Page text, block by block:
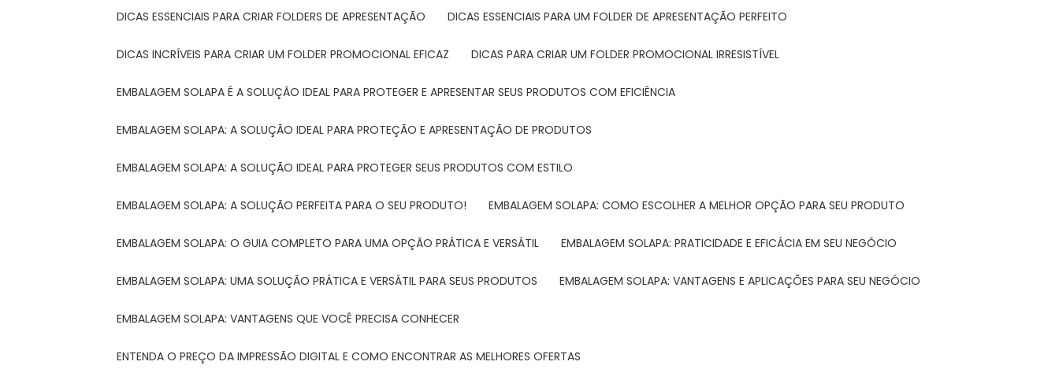
DICAS ESSENCIAIS PARA CRIAR FOLDERS DE APRESENTAÇÃO DICAS ESSENCIAIS PARA UM FOLDER DE APRESENTAÇÃO PERFEITO
DICAS INCRÍVEIS PARA CRIAR UM FOLDER PROMOCIONAL EFICAZ DICAS PARA CRIAR UM FOLDER PROMOCIONAL IRRESISTÍVEL
EMBALAGEM SOLAPA É A SOLUÇÃO IDEAL PARA PROTEGER E APRESENTAR SEUS PRODUTOS COM EFICIÊNCIA
EMBALAGEM SOLAPA: A SOLUÇÃO IDEAL PARA PROTEÇÃO E APRESENTAÇÃO DE PRODUTOS
EMBALAGEM SOLAPA: A SOLUÇÃO IDEAL PARA PROTEGER SEUS PRODUTOS COM ESTILO
EMBALAGEM SOLAPA: A SOLUÇÃO PERFEITA PARA O SEU PRODUTO! EMBALAGEM SOLAPA: COMO ESCOLHER A MELHOR OPÇÃO PARA SEU PRODUTO
EMBALAGEM SOLAPA: O GUIA COMPLETO PARA UMA OPÇÃO PRÁTICA E VERSÁTIL EMBALAGEM SOLAPA: PRATICIDADE E EFICÁCIA EM SEU NEGÓCIO
EMBALAGEM SOLAPA: UMA SOLUÇÃO PRÁTICA E VERSÁTIL PARA SEUS PRODUTOS EMBALAGEM SOLAPA: VANTAGENS E APLICAÇÕES PARA SEU NEGÓCIO
EMBALAGEM SOLAPA: VANTAGENS QUE VOCÊ PRECISA CONHECER
ENTENDA O PREÇO DA IMPRESSÃO DIGITAL E COMO ENCONTRAR AS MELHORES OFERTAS